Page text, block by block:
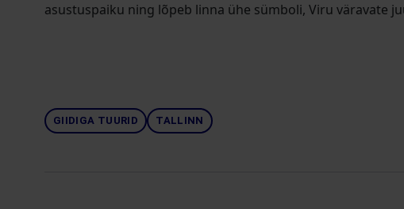
asustuspaiku ning lõpeb linna ühe sümboli, Viru väravate
GIIDIGA TUURID TALLINN